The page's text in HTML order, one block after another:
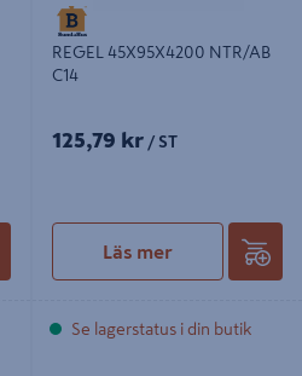
REGEL 45X95X4200 NTR/AB
C14
125,79 kr / ST
Läs mer
Se lagerstatus i din butik